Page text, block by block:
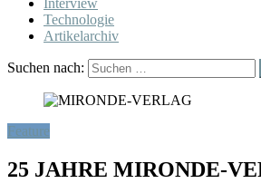
Interview
Technologie
Artikelarchiv
Suchen nach:
Feature
25 JAHRE MIRONDE-